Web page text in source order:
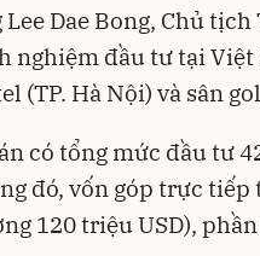
Lee Dae Bong, Chủ
nghiệm đầu tư tại Việt
(TP. Hà Nội) và sân
có tổng mức đầu tư
đó, vốn góp trực tiếp
120 triệu USD),